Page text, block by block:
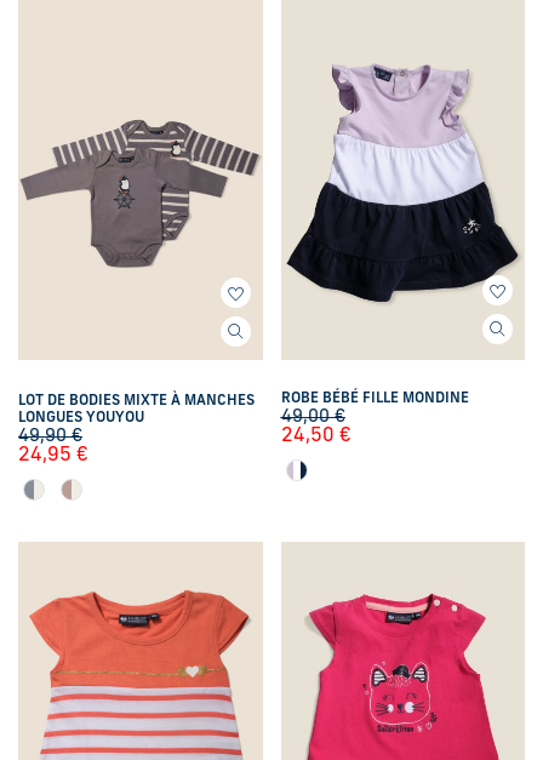
LOT DE BODIES MIXTE À MANCHES
LONGUES YOUYOU
49,90€
24,95 €
ROBE BÉBÉ FILLE MONDINE
49,00€
24,50 €